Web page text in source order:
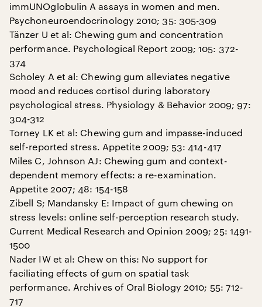
immUNOglobulin A assays in women and men.
Psychoneuroendocrinology 2010; 35: 305-309
Tänzer U et al: Chewing gum and concentration
performance. Psychological Report 2009; 105: 372-
374
Scholey A et al: Chewing gum alleviates negative
mood and reduces cortisol during laboratory
psychological stress. Physiology & Behavior 2009; 97:
304-312
Torney LK et al: Chewing gum and impasse-induced
self-reported stress. Appetite 2009; 53: 414-417
Miles C, Johnson AJ: Chewing gum and context-
dependent memory effects: a re-examination.
Appetite 2007; 48: 154-158
Zibell S; Mandansky E: Impact of gum chewing on
stress levels: online self-perception research study.
Current Medical Research and Opinion 2009; 25: 1491-
1500
Nader IW et al: Chew on this: No support for
faciliating effects of gum on spatial task
performance. Archives of Oral Biology 2010; 55: 712-
717